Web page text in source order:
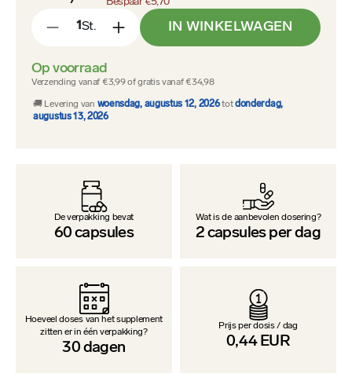
- St. IN WINKELWAGEN
Op voorraad
Verzending vanaf €3,99 of gratis vanaf €34,98
🚚 Levering van woensdag, augustus 12, 2026totdonderdag,
augustus 13, 2026
De verpakking bevat
60 capsules
Wat is de aanbevolen dosering?
2 capsules per dag
Hoeveel doses van het supplement
zitten er in één verpakking?
30 dagen
Prijs per dosis / dag
0,44EUR